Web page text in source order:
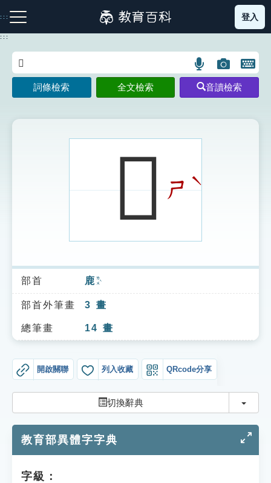
到
主
:::
注音索引圖示 筆畫索引圖示 部首索引表圖示
索引選單
知識索引
單字索引
貓頭鷹博士
登入
:::
語
言
搜
示
圖
片
搜
開
鍵
圖
詞條檢索 全文檢索 音讀檢索
𪊍ㄕ ˋ
部首 鹿 ㄌㄨˋ
部首外筆畫 3 畫
總筆畫 14 畫
開啟關聯 列入收藏 QRcode分享
切換辭典 切換
教育部異體字字典
字級：